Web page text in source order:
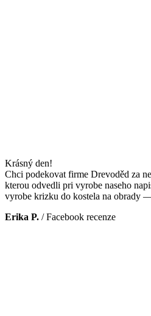
Krásný den!
Chci podekovat firme Drevoděd za
kterou odvedli pri vyrobe naseho
vyrobe krizku do kostela na obrady
Erika P. /Facebook recenze